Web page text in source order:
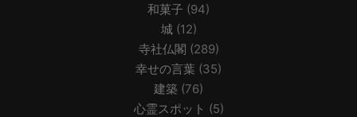
和菓子 (94)
城(12)
寺社仏閣 (289)
幸せの言葉 (35)
建築 (76)
心霊スポット (5)